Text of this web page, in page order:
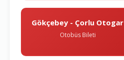
Gökçebey - Çorlu Otogar
Otobüs Bileti